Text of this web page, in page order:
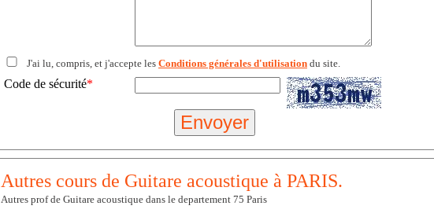
J'ai lu, compris, et j'accepte les Conditions générales d'utilisation du site.
Code de sécurité*
Autres cours de Guitare acoustique à PARIS.
Autres prof de Guitare acoustique dans le departement 75 Paris